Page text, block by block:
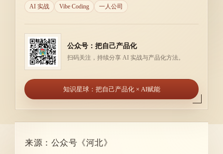
AI 实战 Vibe Coding 一人公司
公众号：把自己产品化
扫码关注，持续分享 AI 实战与产品化方法。
知识星球：把自己产品化 × AI赋能
来源：公众号《河北》